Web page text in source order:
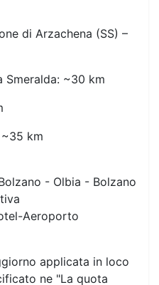
è ideale anche per
a Porto Cervo e
perfetto anche per
bellezze naturali.
~30 km
km
- Olbia - Bolzano